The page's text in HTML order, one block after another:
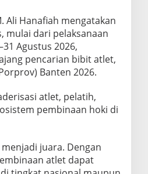
Ali Hanafiah mengatakan
mulai dari pelaksanaan
Agustus 2026,
pencarian bibit atlet,
Banten 2026.
atlet, pelatih,
pembinaan hoki di
juara. Dengan
atlet dapat